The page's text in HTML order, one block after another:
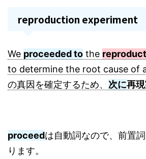
reproduction experiment
We proceeded to the
to determine the root cause of
の真因を確定するため、 次に再
proceedは自動詞なので、前置
ります。